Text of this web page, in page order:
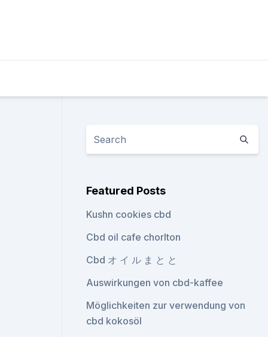
Featured Posts
Kushn cookies cbd
Cbd oil cafe chorlton
Cbd オ イ ル ま と と
Auswirkungen von cbd-kaffee
Möglichkeiten zur verwendung von
cbd kokosöl